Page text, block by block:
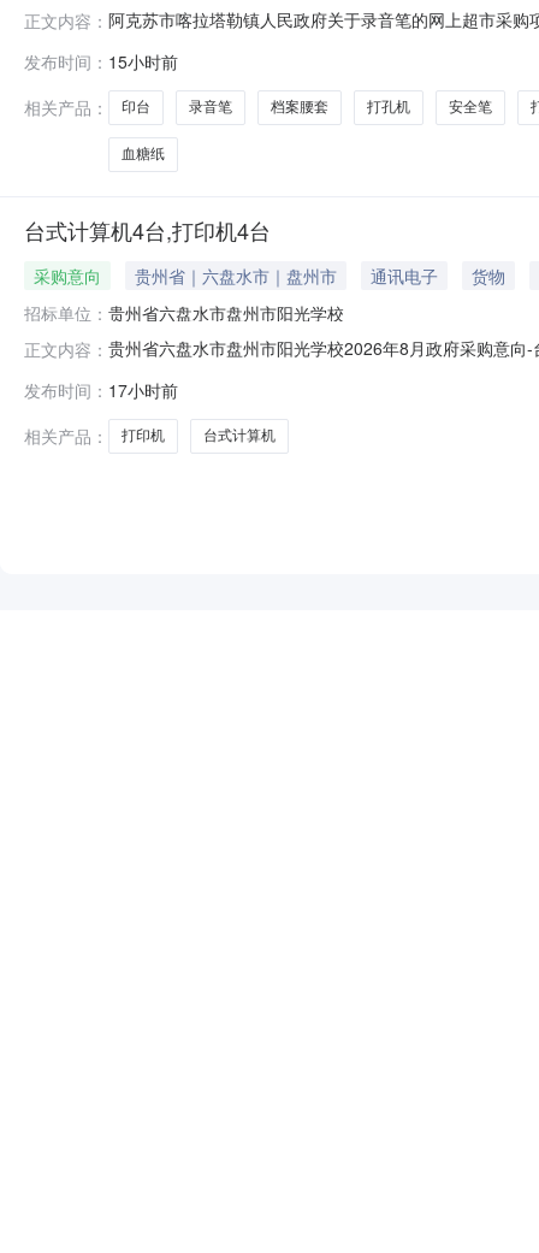
正文内容： 阿克苏市喀拉塔勒镇人民政府关于录音笔的网上超市采
所在行政区划编码:652901项目所在行政区划名称:新疆
发布时间： 15小时前
相关产品：
印台 录音笔 档案腰套 打孔机 安全笔
血糖纸
台式计算机4台,打印机4台
采购意向 贵州省｜六盘水市｜盘州市 通讯电子
货物
招标单位： 贵州省六盘水市盘州市阳光学校
正文内容： 贵州省六盘水市盘州市阳光学校2026年8月政府采购意
台式计算机4台,打印机4台采购标的数量：4采购需求功
发布时间： 17小时前
相关产品：
打印机 台式计算机